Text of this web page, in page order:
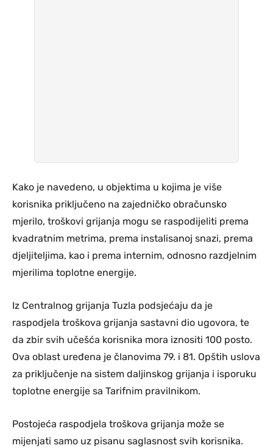
Kako je navedeno, u objektima u kojima je više
korisnika priključeno na zajedničko obračunsko
mjerilo, troškovi grijanja mogu se raspodijeliti prema
kvadratnim metrima, prema instalisanoj snazi, prema
djeljiteljima, kao i prema internim, odnosno razdjelnim
mjerilima toplotne energije.
Iz Centralnog grijanja Tuzla podsjećaju da je
raspodjela troškova grijanja sastavni dio ugovora, te
da zbir svih učešća korisnika mora iznositi 100 posto.
Ova oblast uređena je članovima 79. i 81. Opštih uslova
za priključenje na sistem daljinskog grijanja i isporuku
toplotne energije sa Tarifnim pravilnikom.
Postojeća raspodjela troškova grijanja može se
mijenjati samo uz pisanu saglasnost svih korisnika.